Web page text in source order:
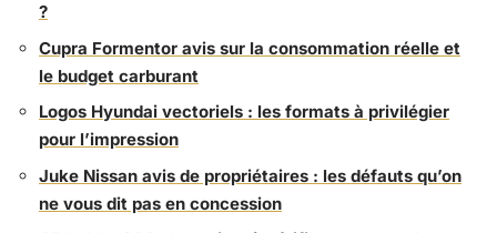
?
Cupra Formentor avis sur la consommation réelle et
le budget carburant
Logos Hyundai vectoriels : les formats à privilégier
pour l’impression
Juke Nissan avis de propriétaires : les défauts qu’on
ne vous dit pas en concession